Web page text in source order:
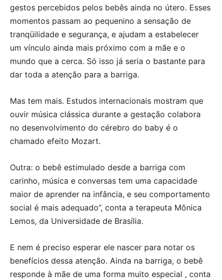
gestos percebidos pelos bebês ainda no útero. Esses
momentos passam ao pequenino a sensação de
tranqüilidade e segurança, e ajudam a estabelecer
um vínculo ainda mais próximo com a mãe e o
mundo que a cerca. Só isso já seria o bastante para
dar toda a atenção para a barriga.
Mas tem mais. Estudos internacionais mostram que
ouvir música clássica durante a gestação colabora
no desenvolvimento do cérebro do baby é o
chamado efeito Mozart.
Outra: o bebê estimulado desde a barriga com
carinho, música e conversas tem uma capacidade
maior de aprender na infância, e seu comportamento
social é mais adequado”, conta a terapeuta Mônica
Lemos, da Universidade de Brasília.
E nem é preciso esperar ele nascer para notar os
benefícios dessa atenção. Ainda na barriga, o bebê
responde à mãe de uma forma muito especial , conta